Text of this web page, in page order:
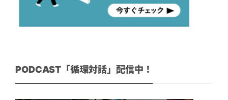
PODCAST「循環対話」配信中！